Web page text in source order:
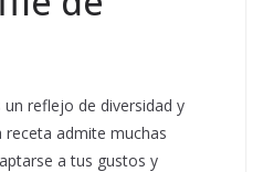
reflejo de diversidad y
admite muchas
a tus gustos y